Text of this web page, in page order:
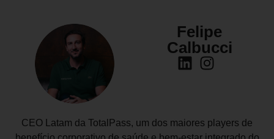
Felipe
Calbucci
CEO Latam da TotalPass, um dos maiores players de